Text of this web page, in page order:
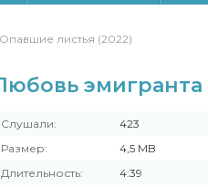
листья (2022)
эмигранта
Слушали:
423
Размер:
4,5 MB
Длительность:
4:39